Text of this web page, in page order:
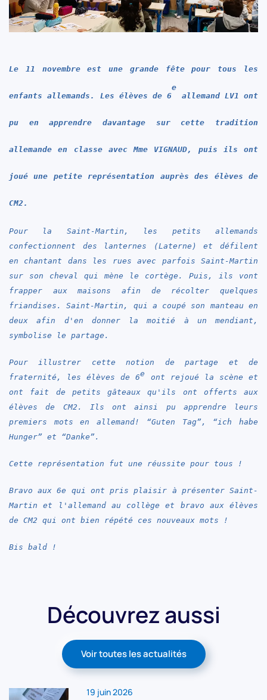
Le 11 novembre est une grande fête pour tous les
enfants allemands. Les élèves de 6
e
allemand LV1 ont
pu en apprendre davantage sur cette tradition
allemande en classe avec Mme VIGNAUD, puis ils ont
joué une petite représentation auprès des élèves de
CM2.
Pour la Saint-Martin, les petits allemands
confectionnent des lanternes (Laterne) et défilent
en chantant dans les rues avec parfois Saint-Martin
sur son cheval qui mène le cortège. Puis, ils vont
frapper aux maisons afin de récolter quelques
friandises. Saint-Martin, qui a coupé son manteau en
deux afin d'en donner la moitié à un mendiant,
symbolise le partage.
Pour illustrer cette notion de partage et de
fraternité, les élèves de 6e
ont rejoué la scène et
ont fait de petits gâteaux qu'ils ont offerts aux
élèves de CM2. Ils ont ainsi pu apprendre leurs
premiers mots en allemand! “Guten Tag”, “ich habe
Hunger” et “Danke”.
Cette représentation fut une réussite pour tous !
Bravo aux 6e qui ont pris plaisir à présenter Saint-
Martin et l'allemand au collège et bravo aux élèves
de CM2 qui ont bien répété ces nouveaux mots !
Bis bald !
Découvrez aussi
Voir toutes les actualités
19 juin 2026